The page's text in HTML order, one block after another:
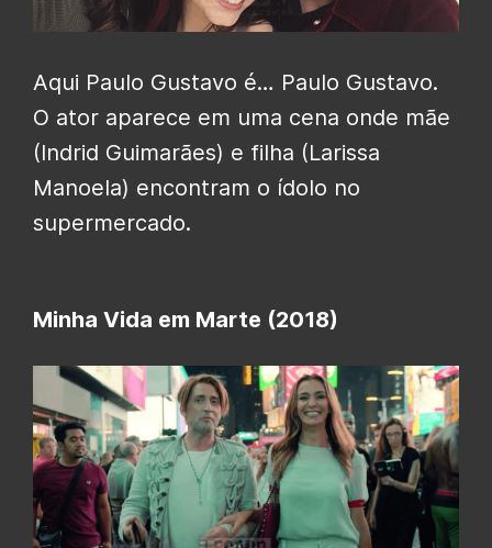
Aqui Paulo Gustavo é… Paulo Gustavo.
O ator aparece em uma cena onde mãe
(Indrid Guimarães) e filha (Larissa
Manoela) encontram o ídolo no
supermercado.
Minha Vida em Marte (2018)